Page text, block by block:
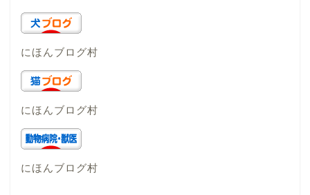
にほんブログ村
にほんブログ村
にほんブログ村